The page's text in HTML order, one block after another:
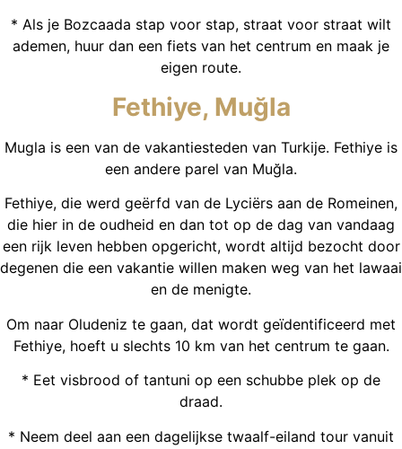
* Als je Bozcaada stap voor stap, straat voor straat wilt
ademen, huur dan een fiets van het centrum en maak je
eigen route.
Fethiye, Muğla
Mugla is een van de vakantiesteden van Turkije. Fethiye is
een andere parel van Muğla.
Fethiye, die werd geërfd van de Lyciërs aan de Romeinen,
die hier in de oudheid en dan tot op de dag van vandaag
een rijk leven hebben opgericht, wordt altijd bezocht door
degenen die een vakantie willen maken weg van het lawaai
en de menigte.
Om naar Oludeniz te gaan, dat wordt geïdentificeerd met
Fethiye, hoeft u slechts 10 km van het centrum te gaan.
* Eet visbrood of tantuni op een schubbe plek op de
draad.
* Neem deel aan een dagelijkse twaalf-eiland tour vanuit